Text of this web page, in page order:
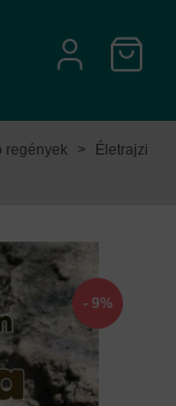
regények >
Életrajzi
- 9%